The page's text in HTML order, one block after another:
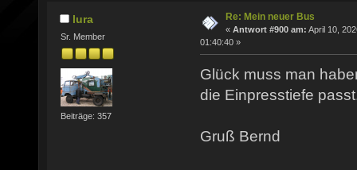
lura
Sr. Member
Beiträge: 357
Re: Mein neuer Bus
« Antwort #900 am: April 10,
01:40:40 »
Glück muss man
die Einpresstiefe
Gruß Bernd